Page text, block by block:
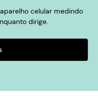
celular medindo
dirige.